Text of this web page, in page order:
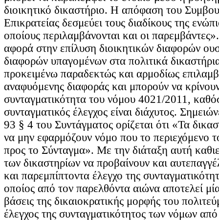
διοικητικό δικαστήριο. Η απόφαση του
Επικρατείας δεσμεύει τους διαδίκους της
οποίους περιλαμβάνονται και οι
αφορά στην επίλυση διοικητικών διαφορών
διαφορών υπαγομένων στα πολιτικά
προκειμένω παραδεκτώς και αρμοδίως
αναφυόμενης διαφοράς και μπορούν να
συνταγματικότητα του νόμου 4021/2011,
συνταγματικός έλεγχος είναι διάχυτος.
93 § 4 του Συντάγματος ορίζεται ότι «Τα
να μην εφαρμόζουν νόμο που το περιεχόμενο
προς το Σύνταγμα». Με την διάταξη αυτή
των δικαστηρίων να προβαίνουν και
και παρεμπίπτοντα έλεγχο της
οποίος από τον παρελθόντα αιώνα αποτελεί
βάσεις της δικαιοκρατικής μορφής του
έλεγχος της συνταγματικότητος των νόμων